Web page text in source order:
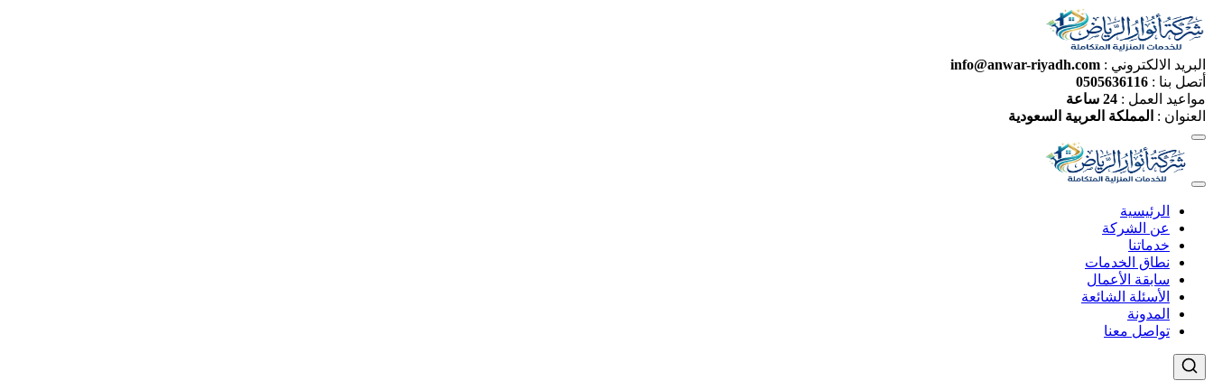
البريد الالكتروني : info@anwar-riyadh.com
أتصل بنا : 0505636116
مواعيد العمل : 24 ساعة
العنوان : المملكة العربية السعودية
الرئيسية
عن الشركة
خدماتنا
نطاق الخدمات
سابقة الأعمال
الأسئلة الشائعة
المدونة
تواصل معنا